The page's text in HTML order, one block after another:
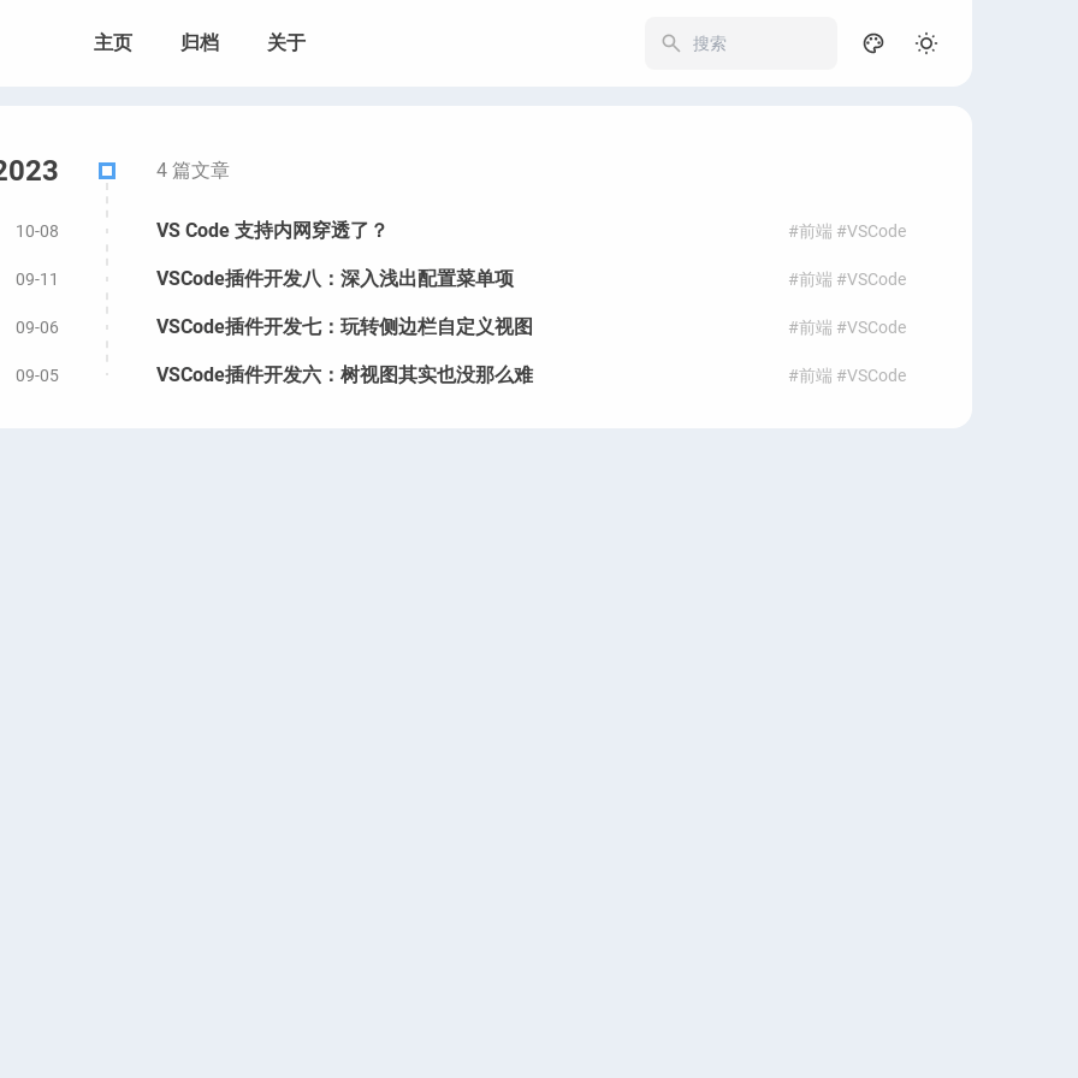
主页 归档 关于
4 篇文章
10-08 VS Code 支持内网穿透了？ #前端 #VSCode
09-11 VSCode插件开发八：深入浅出配置菜单项 #前端 #VSCode
09-06 VSCode插件开发七：玩转侧边栏自定义视图 #前端 #VSCode
09-05 VSCode插件开发六：树视图其实也没那么难 #前端 #VSCode